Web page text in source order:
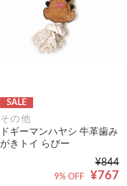
SALE
その他
ドギーマンハヤシ 牛革歯み
がきトイ らびー
¥844
¥767
9% OFF